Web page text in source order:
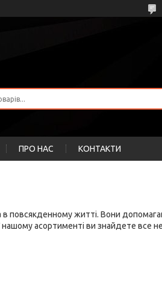
ПРО НАС КОНТАКТИ
в повсякденному житті. Вони
асортименті ви знайдете все